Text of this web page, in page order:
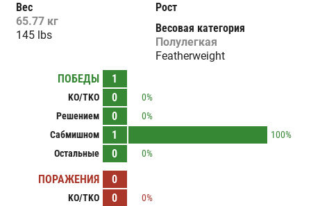
Вес
65.77 кг
145 lbs
Рост
Весовая категория
Полулегкая
Featherweight
ПОБЕДЫ
1
KO/TKO 0
0%
Решением
0
0%
Сабмишном
1
100%
Остальные
0 0%
ПОРАЖЕНИЯ 0
KO/TKO 0
0%